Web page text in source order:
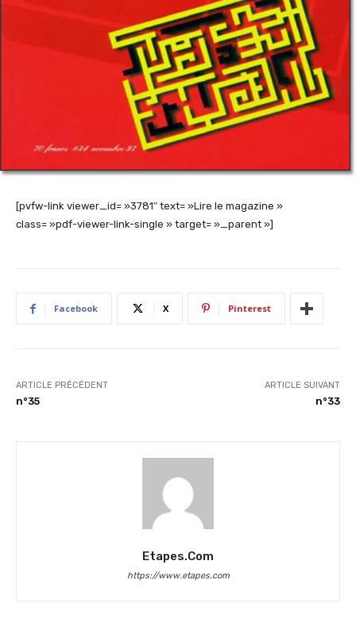
[pvfw-link viewer_id= »3781″ text= »Lire le magazine »
class= »pdf-viewer-link-single » target= »_parent »]
Facebook X Pinterest
ARTICLE PRÉCÉDENT
n°35
ARTICLE SUIVANT
n°33
Etapes.com
https://www.etapes.com